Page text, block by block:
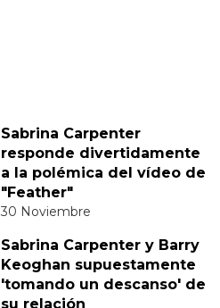
Sabrina Carpenter
responde divertidamente
a la polémica del vídeo de
"Feather"
30 Noviembre
Sabrina Carpenter y Barry
Keoghan supuestamente
'tomando un descanso' de
su relación